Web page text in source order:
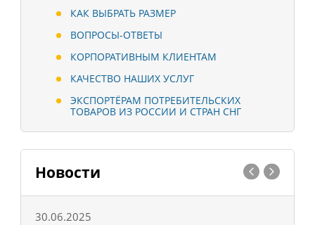
КАК ВЫБРАТЬ РАЗМЕР
ВОПРОСЫ-ОТВЕТЫ
КОРПОРАТИВНЫМ КЛИЕНТАМ
КАЧЕСТВО НАШИХ УСЛУГ
ЭКСПОРТЁРАМ ПОТРЕБИТЕЛЬСКИХ
ТОВАРОВ ИЗ РОССИИ И СТРАН СНГ
Новости
30.06.2025